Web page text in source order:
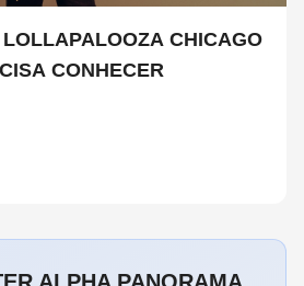
CHICAGO
CONHECER